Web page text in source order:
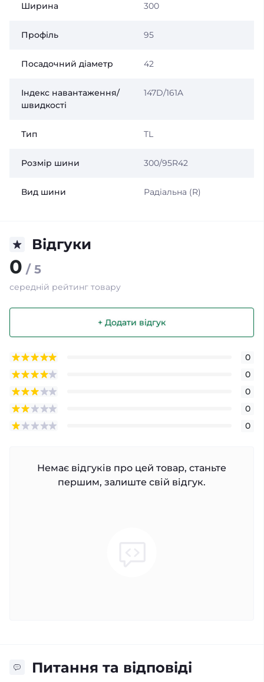
Ширина 300
Профіль 95
Посадочний діаметр 42
Індекс навантаження/
швидкості
147D/161A
Тип TL
Розмір шини 300/95R42
Вид шини Радіальна (R)
Відгуки
0 / 5
середній рейтинг товару
+ Додати відгук
0
0
0
0
0
Немає відгуків про цей товар, станьте
першим, залиште свій відгук.
Питання та відповіді